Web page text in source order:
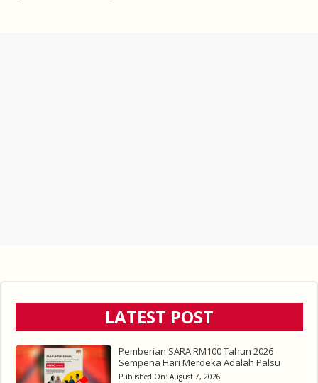
LATEST POST
Pemberian SARA RM100 Tahun 2026
Sempena Hari Merdeka Adalah Palsu
Published On: August 7, 2026